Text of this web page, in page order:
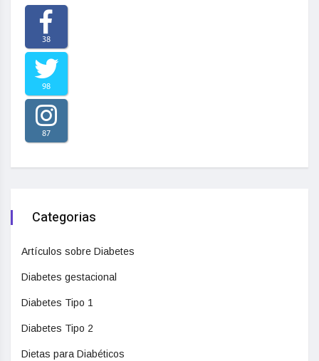
38
98
87
Categorias
Artículos sobre Diabetes
Diabetes gestacional
Diabetes Tipo 1
Diabetes Tipo 2
Dietas para Diabéticos